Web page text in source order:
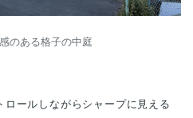
のある格子の中庭
ールしながらシャープに見える